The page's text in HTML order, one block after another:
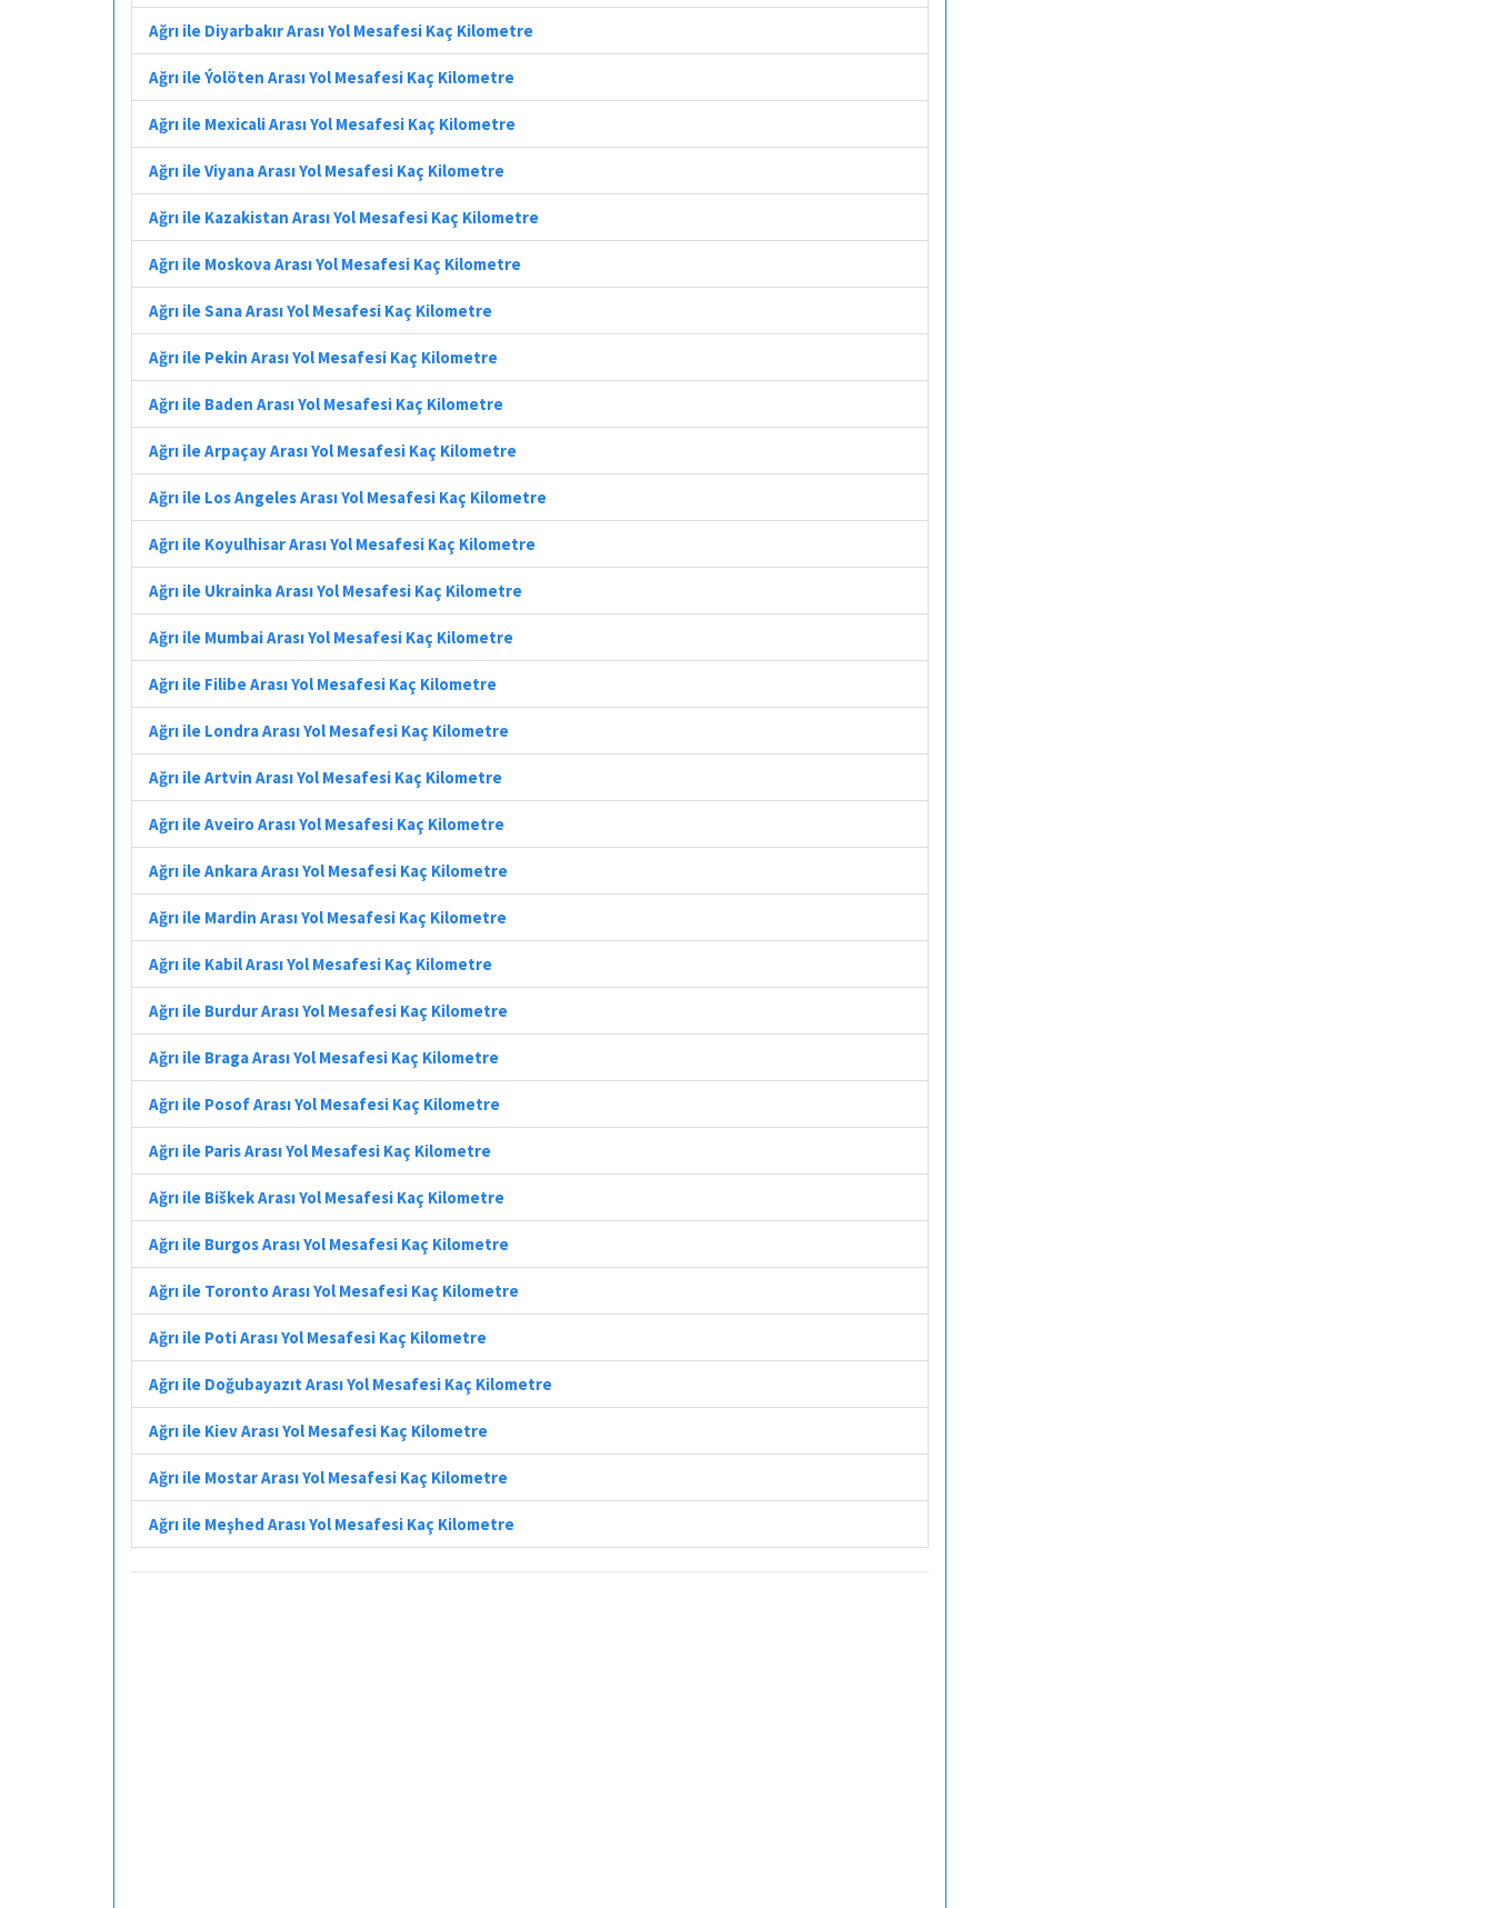
Ağrı ile Diyarbakır Arası Yol Mesafesi Kaç Kilometre
Ağrı ile Ýolöten Arası Yol Mesafesi Kaç Kilometre
Ağrı ile Mexicali Arası Yol Mesafesi Kaç Kilometre
Ağrı ile Viyana Arası Yol Mesafesi Kaç Kilometre
Ağrı ile Kazakistan Arası Yol Mesafesi Kaç Kilometre
Ağrı ile Moskova Arası Yol Mesafesi Kaç Kilometre
Ağrı ile Sana Arası Yol Mesafesi Kaç Kilometre
Ağrı ile Pekin Arası Yol Mesafesi Kaç Kilometre
Ağrı ile Baden Arası Yol Mesafesi Kaç Kilometre
Ağrı ile Arpaçay Arası Yol Mesafesi Kaç Kilometre
Ağrı ile Los Angeles Arası Yol Mesafesi Kaç Kilometre
Ağrı ile Koyulhisar Arası Yol Mesafesi Kaç Kilometre
Ağrı ile Ukrainka Arası Yol Mesafesi Kaç Kilometre
Ağrı ile Mumbai Arası Yol Mesafesi Kaç Kilometre
Ağrı ile Filibe Arası Yol Mesafesi Kaç Kilometre
Ağrı ile Londra Arası Yol Mesafesi Kaç Kilometre
Ağrı ile Artvin Arası Yol Mesafesi Kaç Kilometre
Ağrı ile Aveiro Arası Yol Mesafesi Kaç Kilometre
Ağrı ile Ankara Arası Yol Mesafesi Kaç Kilometre
Ağrı ile Mardin Arası Yol Mesafesi Kaç Kilometre
Ağrı ile Kabil Arası Yol Mesafesi Kaç Kilometre
Ağrı ile Burdur Arası Yol Mesafesi Kaç Kilometre
Ağrı ile Braga Arası Yol Mesafesi Kaç Kilometre
Ağrı ile Posof Arası Yol Mesafesi Kaç Kilometre
Ağrı ile Paris Arası Yol Mesafesi Kaç Kilometre
Ağrı ile Biškek Arası Yol Mesafesi Kaç Kilometre
Ağrı ile Burgos Arası Yol Mesafesi Kaç Kilometre
Ağrı ile Toronto Arası Yol Mesafesi Kaç Kilometre
Ağrı ile Poti Arası Yol Mesafesi Kaç Kilometre
Ağrı ile Doğubayazıt Arası Yol Mesafesi Kaç Kilometre
Ağrı ile Kiev Arası Yol Mesafesi Kaç Kilometre
Ağrı ile Mostar Arası Yol Mesafesi Kaç Kilometre
Ağrı ile Meşhed Arası Yol Mesafesi Kaç Kilometre